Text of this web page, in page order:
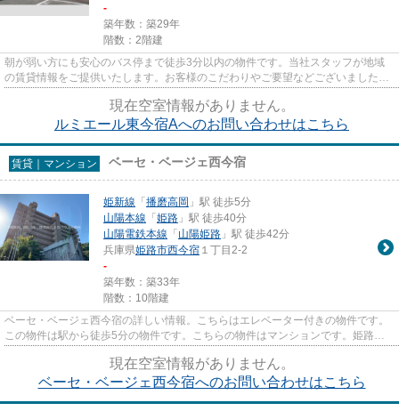
-
築年数：築29年
階数：2階建
朝が弱い方にも安心のバス停まで徒歩3分以内の物件です。当社スタッフが地域
の賃貸情報をご提供いたします。お客様のこだわりやご要望などございました
ら、お気軽に当社へお問い合わせ...
現在空室情報がありません。
ルミエール東今宿Aへのお問い合わせはこちら
賃貸｜マンション ベーセ・ベージェ西今宿
姫新線 「播磨高岡 」駅 徒歩5分
山陽本線 「姫路 」駅 徒歩40分
山陽電鉄本線 「山陽姫路 」駅 徒歩42分
兵庫県姫路市西今宿 １丁目2-2
-
築年数：築33年
階数：10階建
ベーセ・ベージェ西今宿の詳しい情報。こちらはエレベーター付きの物件です。
この物件は駅から徒歩5分の物件です。こちらの物件はマンションです。姫路市
エリアにある賃貸情報のことな...
現在空室情報がありません。
ベーセ・ベージェ西今宿へのお問い合わせはこちら